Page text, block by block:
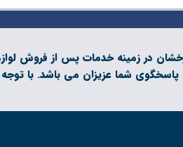
از دو دهه فعالیت و سابقه درخشان در زمینه خدمات پس
پاسخگوی شما عزیزان می باشد. با